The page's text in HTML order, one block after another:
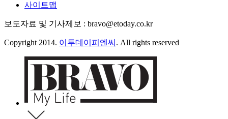
사이트맵
보도자료 및 기사제보 : bravo@etoday.co.kr
Copyright 2014. 이투데이피엔씨 . All rights reserved